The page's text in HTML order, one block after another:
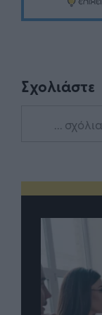
Σχολιάστε
... σχόλια